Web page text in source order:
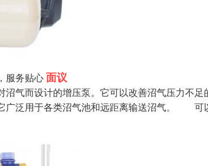
服务贴心面议
而设计的增压泵。它可以改善沼气压力不足
广泛用于各类沼气池和远距离输送沼气。 可